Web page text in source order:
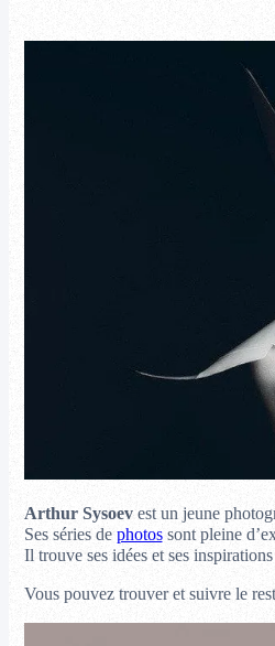
Arthur Sysoevest un jeune
Ses séries dephotossont pleine
Il trouve ses idées et ses
Vous pouvez trouver et suivre le